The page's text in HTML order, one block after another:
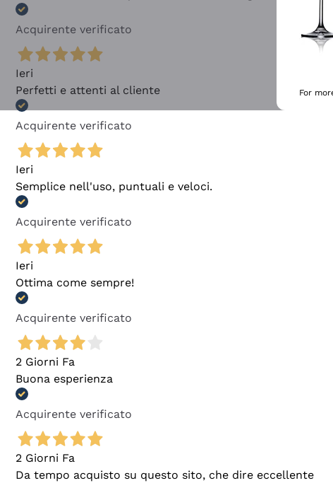
Acquirente verificato
Ieri
Perfetti e attenti al cliente
Acquirente verificato
Ieri
Semplice nell'uso, puntuali e veloci.
Acquirente verificato
Ieri
Ottima come sempre!
Acquirente verificato
2 Giorni Fa
Buona esperienza
Acquirente verificato
2 Giorni Fa
Da tempo acquisto su questo sito, che dire eccellente
For